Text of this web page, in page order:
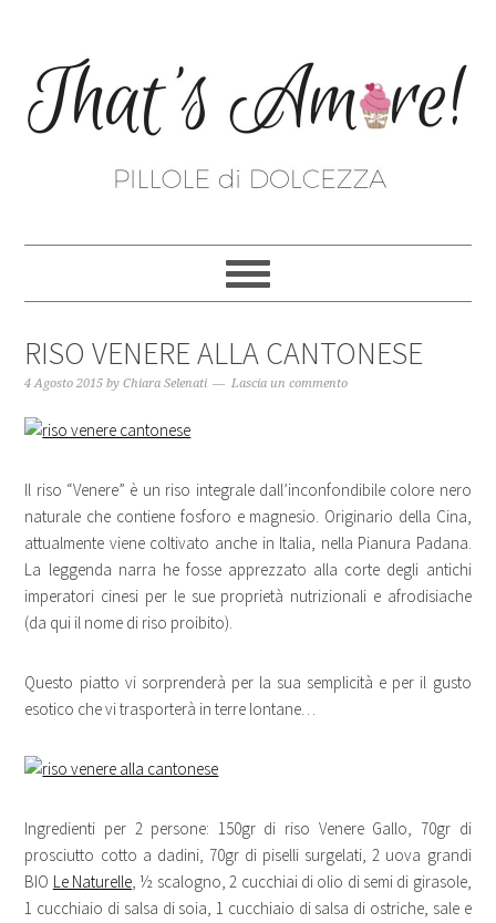
RISO VENERE ALLA CANTONESE
4 Agosto 2015 byChiara Selenati Lascia un commento
Il riso “Venere” è un riso integrale dall’inconfondibile colore nero
naturale che contiene fosforo e magnesio. Originario della Cina,
attualmente viene coltivato anche in Italia, nella Pianura Padana.
La leggenda narra he fosse apprezzato alla corte degli antichi
imperatori cinesi per le sue proprietà nutrizionali e afrodisiache
(da qui il nome di riso proibito).
Questo piatto vi sorprenderà per la sua semplicità e per il gusto
esotico che vi trasporterà in terre lontane…
Ingredienti per 2 persone: 150gr di riso Venere Gallo, 70gr di
prosciutto cotto a dadini, 70gr di piselli surgelati, 2 uova grandi
BIO Le Naturelle, ½ scalogno, 2 cucchiai di olio di semi di girasole,
1 cucchiaio di salsa di soia, 1 cucchiaio di salsa di ostriche, sale e